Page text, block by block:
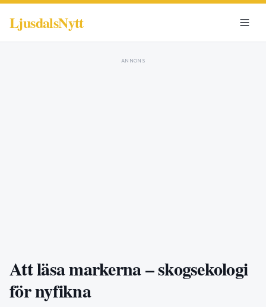
LjusdalsNytt
ANNONS
Att läsa markerna – skogsekologi
för nyfikna